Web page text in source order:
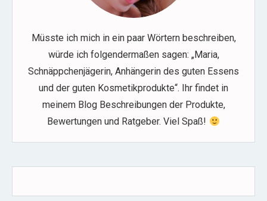
Müsste ich mich in ein paar Wörtern beschreiben,
würde ich folgendermaßen sagen: „Maria,
Schnäppchenjägerin, Anhängerin des guten Essens
und der guten Kosmetikprodukte“. Ihr findet in
meinem Blog Beschreibungen der Produkte,
Bewertungen und Ratgeber. Viel Spaß!